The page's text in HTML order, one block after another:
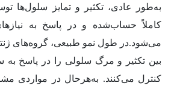
به‌طور عادی، تکثیر و تمایز سلول‌ها
کاملاً حساب‌شده و در پاسخ به
می‌شود.در طول نمو طبیعی، گروه‌های
بین تکثیر و مرگ سلولی را در پاسخ به
کنترل می‌کنند. به‌هرحال در مواردی